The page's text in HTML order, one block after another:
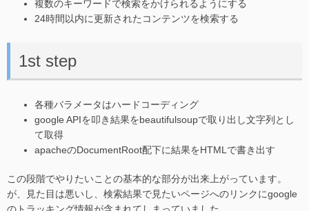
複数のキーワードで検索をかけられるようにする
24時間以内に更新されたコンテンツを検索する
1st step
各種バラメータはハードコーディング
google APIを叩き結果をbeautifulsoupで取り出し文字列とし
て取得
apacheのDocumentRoot配下に結果をHTMLで書き出す
この段階でやりたいことの基本的な部分が出来上がっています。
が、見た目は悪いし、検索結果で見たいページへのリンクにgoogle